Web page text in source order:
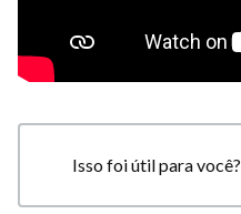
Isso foi útil para você?